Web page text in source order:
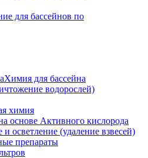
Химия для бассейна
водорослей)
химия
основе Активного кислорода
и осветление (удаление взвесей)
препараты